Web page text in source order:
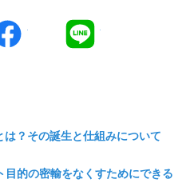
facebook
？その誕生と仕組みについて
的の密輸をなくすためにできる